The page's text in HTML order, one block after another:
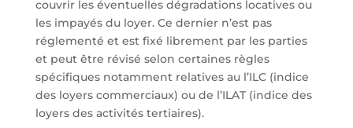
couvrir les éventuelles dégradations locatives ou
les impayés du loyer. Ce dernier n’est pas
réglementé et est fixé librement par les parties
et peut être révisé selon certaines règles
spécifiques notamment relatives au l’ILC (indice
des loyers commerciaux) ou de l’ILAT (indice des
loyers des activités tertiaires).